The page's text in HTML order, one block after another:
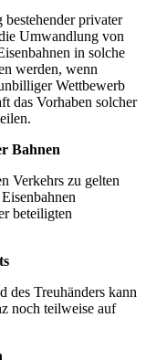
privater
Umwandlung von
in solche
werden, wenn
Wettbewerb
das Vorhaben solcher
Bahnen
Verkehrs zu gelten
beteiligten
des Treuhänders kann
noch teilweise auf